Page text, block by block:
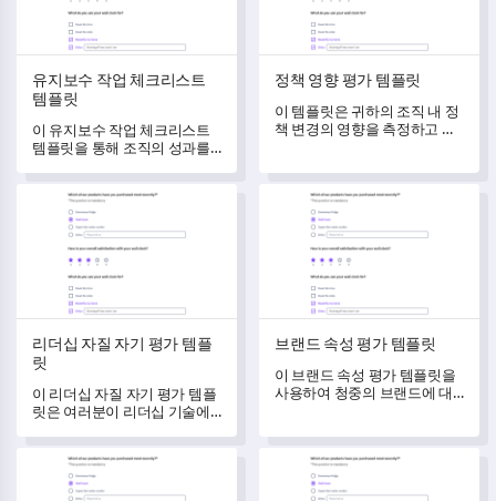
유지보수 작업 체크리스트
템플릿
이 유지보수 작업 체크리스트
템플릿을 통해 조직의 성과를
효과성을 변모시킵니다.
정책 영향 평가 템플릿
이 템플릿은 귀하의 조직 내 정
책 변경의 영향을 측정하고 이
리더십 자질 자기 평가 템플릿
리더십 자질 자기 평가 템플
릿
이 리더십 자질 자기 평가 템플
릿은 여러분이 리더십 기술에
수 있는 영역을 식별할 수 있도
록 도와줍니다.
브랜드 속성 평가 템플릿
브랜드 속성 평가 템플릿
이 브랜드 속성 평가 템플릿을
사용하여 청중의 브랜드에 대
소비자 선호도 조사 템플릿 대학 지원서 양식 템플릿